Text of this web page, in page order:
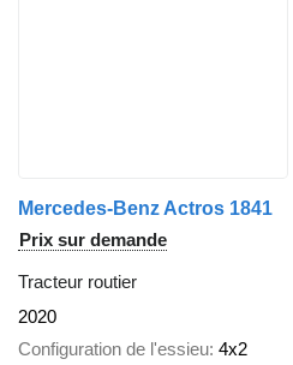
Mercedes-Benz Actros 1841
Prix sur demande
Tracteur routier
2020
Configuration de l'essieu 4x2